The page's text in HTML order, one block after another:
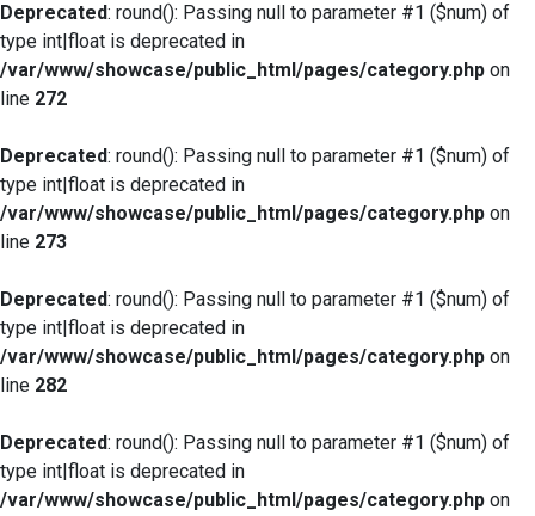
Deprecated: round(): Passing null to parameter #1 ($num) of
type int|float is deprecated in
/var/www/showcase/public_html/pages/category.php on
line 272
Deprecated: round(): Passing null to parameter #1 ($num) of
type int|float is deprecated in
/var/www/showcase/public_html/pages/category.php on
line 273
Deprecated: round(): Passing null to parameter #1 ($num) of
type int|float is deprecated in
/var/www/showcase/public_html/pages/category.php on
line 282
Deprecated: round(): Passing null to parameter #1 ($num) of
type int|float is deprecated in
/var/www/showcase/public_html/pages/category.php on